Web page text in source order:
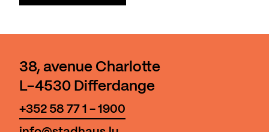
38, avenue Charlotte
L-4530 Differdange
+352 58 77 1 - 1900